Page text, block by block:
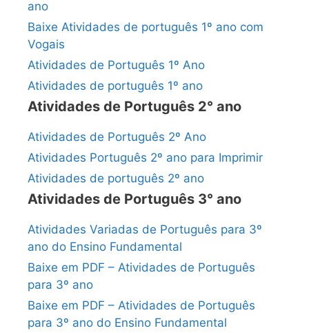
ano
Baixe Atividades de português 1º ano com
Vogais
Atividades de Português 1º Ano
Atividades de português 1º ano
Atividades de Português 2° ano
Atividades de Português 2º Ano
Atividades Português 2º ano para Imprimir
Atividades de português 2º ano
Atividades de Português 3° ano
Atividades Variadas de Português para 3º
ano do Ensino Fundamental
Baixe em PDF – Atividades de Português
para 3º ano
Baixe em PDF – Atividades de Português
para 3º ano do Ensino Fundamental